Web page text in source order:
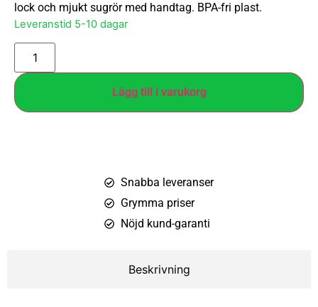
lock och mjukt sugrör med handtag. BPA-fri plast.
Leveranstid 5-10 dagar
Lägg till i varukorg
Snabba leveranser
Grymma priser
Nöjd kund-garanti
Beskrivning